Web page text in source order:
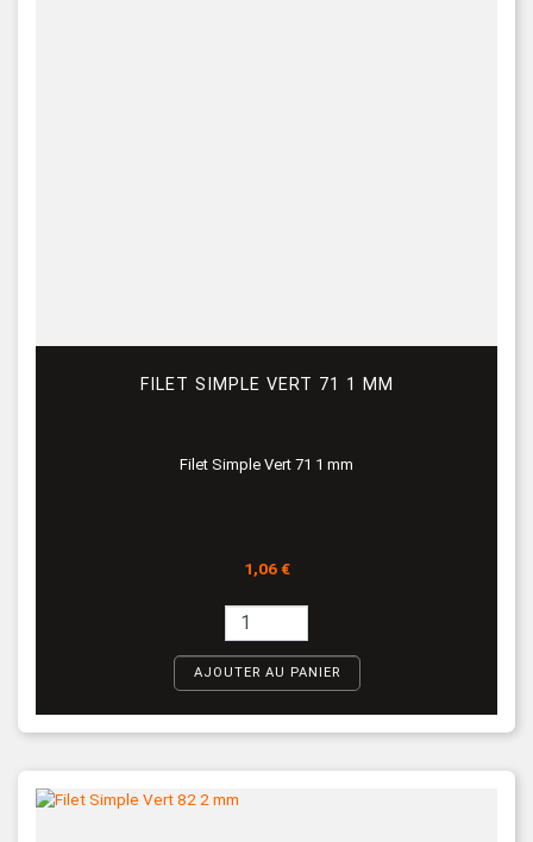
FILET SIMPLE VERT 71 1 MM
Filet Simple Vert 71 1 mm
Prix
1,06 €
AJOUTER AU PANIER